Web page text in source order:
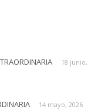
18 junio,
14 mayo, 2026